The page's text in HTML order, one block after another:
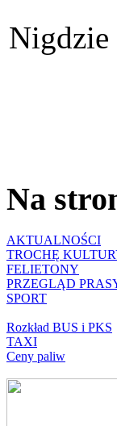
Nigdzie
Na
AKTUALNOŚCI
TROCHĘ
FELIETONY
PRZEGLĄD
SPORT
Rozkład BUS i PKS
TAXI
Ceny paliw